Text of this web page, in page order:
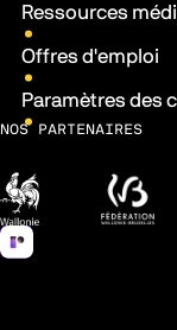
Ressources
Offres d'emploi
Paramètres des
NOS PARTENAIRES
Wallonie